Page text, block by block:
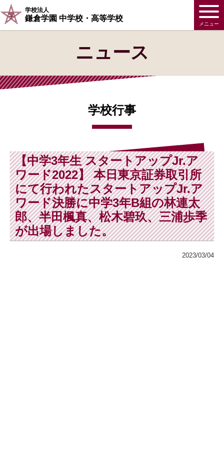
学校法人
鎌倉学園 中学校・高等学校
メニュー
ニュース
学校行事
【中学3年生 スタートアップJr.ア
ワード2022】 本日東京証券取引所
にて行われたスタートアップJr.ア
ワード決勝に中学3年B組の林連太
郎、半田楓真、松木碧玖、三浦歩季
が出場しました。
2023/03/04